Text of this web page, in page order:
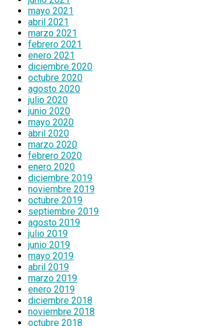
mayo 2021
abril 2021
marzo 2021
febrero 2021
enero 2021
diciembre 2020
octubre 2020
agosto 2020
julio 2020
junio 2020
mayo 2020
abril 2020
marzo 2020
febrero 2020
enero 2020
diciembre 2019
noviembre 2019
octubre 2019
septiembre 2019
agosto 2019
julio 2019
junio 2019
mayo 2019
abril 2019
marzo 2019
enero 2019
diciembre 2018
noviembre 2018
octubre 2018